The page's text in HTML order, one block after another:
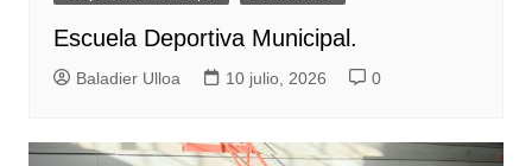
Escuela Deportiva Municipal.
Baladier Ulloa 10 julio, 2026 0